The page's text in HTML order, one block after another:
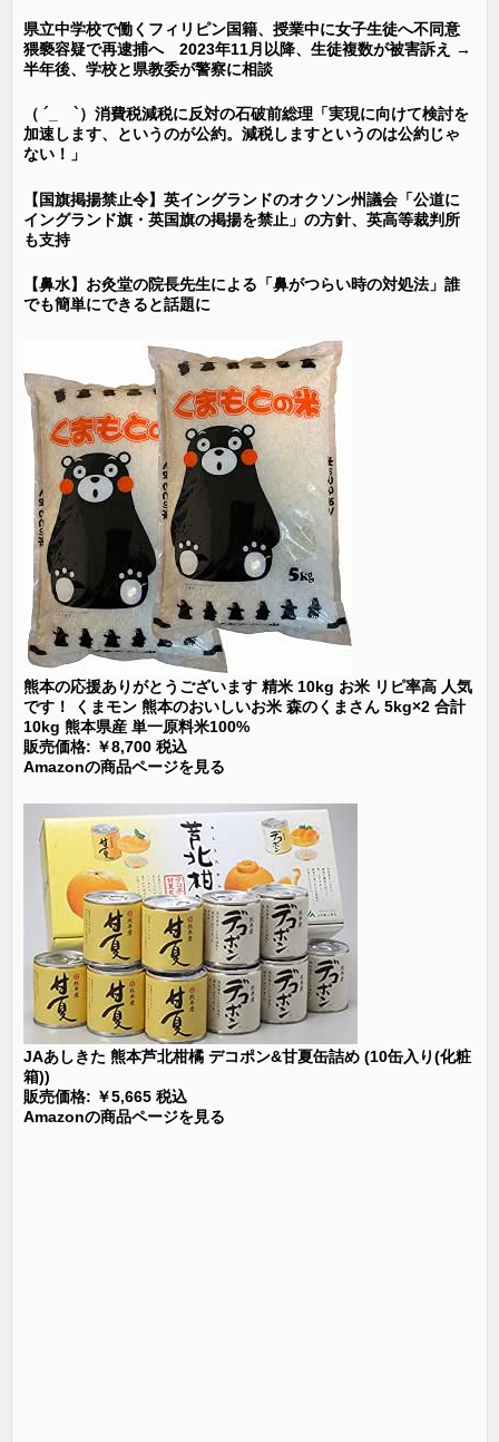
県立中学校で働くフィリピン国籍、授業中に女子生徒へ不同意
猥褻容疑で再逮捕へ 2023年11月以降、生徒複数が被害訴え →
半年後、学校と県教委が警察に相談
（ ´_ゝ`）消費税減税に反対の石破前総理「実現に向けて検討を
加速します、というのが公約。減税しますというのは公約じゃ
ない！」
【国旗掲揚禁止令】英イングランドのオクソン州議会「公道に
イングランド旗・英国旗の掲揚を禁止」の方針、英高等裁判所
も支持
【鼻水】お灸堂の院長先生による「鼻がつらい時の対処法」誰
でも簡単にできると話題に
熊本の応援ありがとうございます 精米 10kg お米 リピ率高 人気
です！ くまモン 熊本のおいしいお米 森のくまさん 5kg×2 合計
10kg 熊本県産 単一原料米100%
販売価格: ￥8,700 税込
Amazonの商品ページを見る
JAあしきた 熊本芦北柑橘 デコポン&甘夏缶詰め (10缶入り(化粧
箱))
販売価格: ￥5,665 税込
Amazonの商品ページを見る